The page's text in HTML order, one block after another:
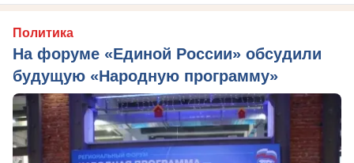
Политика
На форуме «Единой России» обсудили
будущую «Народную программу»